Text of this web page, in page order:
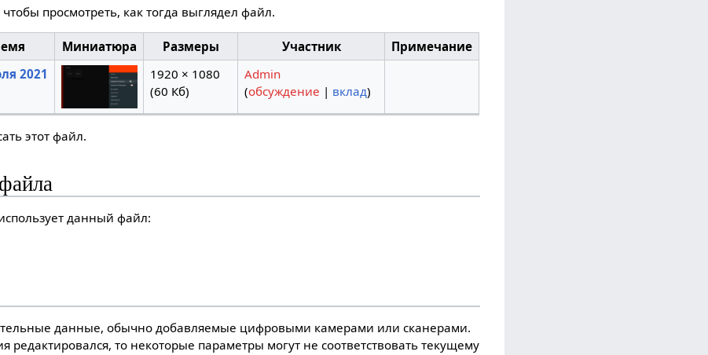
просмотреть, как тогда выглядел файл.
Миниатюра Размеры Участник
Примечание
2021
1920 × 1080
(60 Кб)
Admin
(обсуждение | вклад)
этот файл.
данный файл:
данные, обычно добавляемые цифровыми камерами или сканерами.
редактировался, то некоторые параметры могут не соответствовать текущему